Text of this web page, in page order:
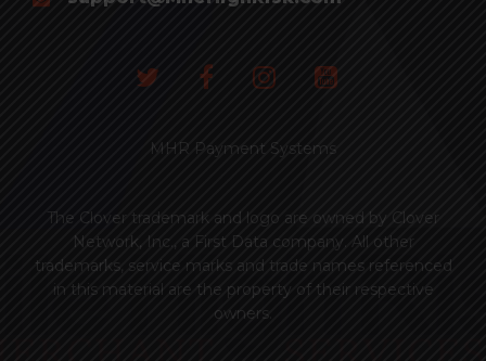
MHR Payment Systems
The Clover trademark and logo are owned by Clover
Network, Inc., a First Data company. All other
trademarks, service marks and trade names referenced
in this material are the property of their respective
owners.